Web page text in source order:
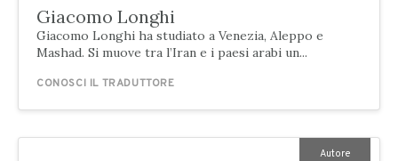
Giacomo Longhi
Giacomo Longhi ha studiato a Venezia, Aleppo e
Mashad. Si muove tra l’Iran e i paesi arabi un...
CONOSCI IL TRADUTTORE
Autore